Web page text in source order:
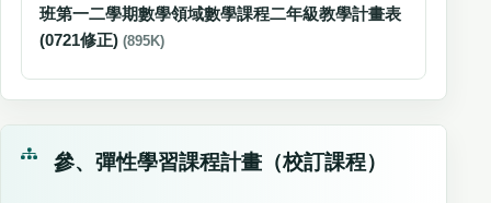
班第一二學期數學領域數學課程二年級教學計畫表
(0721修正) (895K)
參、彈性學習課程計畫（校訂課程）